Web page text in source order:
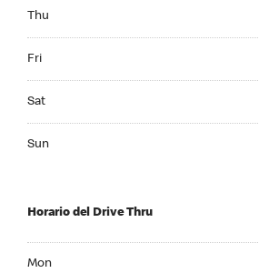
Thu
Fri
Sat
Sun
Horario del Drive Thru
Mon